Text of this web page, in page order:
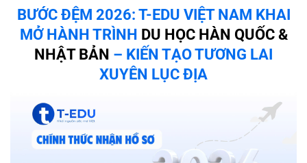
BƯỚC ĐỆM 2026: T-EDU VIỆT NAM KHAI
MỞ HÀNH TRÌNH DU HỌC HÀN QUỐC &
NHẬT BẢN – KIẾN TẠO TƯƠNG LAI
XUYÊN LỤC ĐỊA